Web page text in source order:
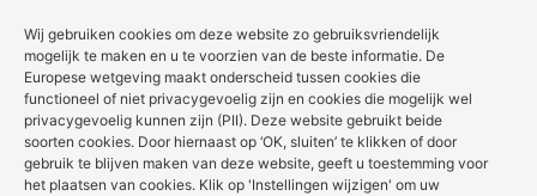
Wij gebruiken cookies om deze website zo gebruiksvriendelijk
mogelijk te maken en u te voorzien van de beste informatie. De
Europese wetgeving maakt onderscheid tussen cookies die
functioneel of niet privacygevoelig zijn en cookies die mogelijk wel
privacygevoelig kunnen zijn (PII). Deze website gebruikt beide
soorten cookies. Door hiernaast op ‘OK, sluiten’ te klikken of door
gebruik te blijven maken van deze website, geeft u toestemming voor
het plaatsen van cookies. Klik op 'Instellingen wijzigen' om uw